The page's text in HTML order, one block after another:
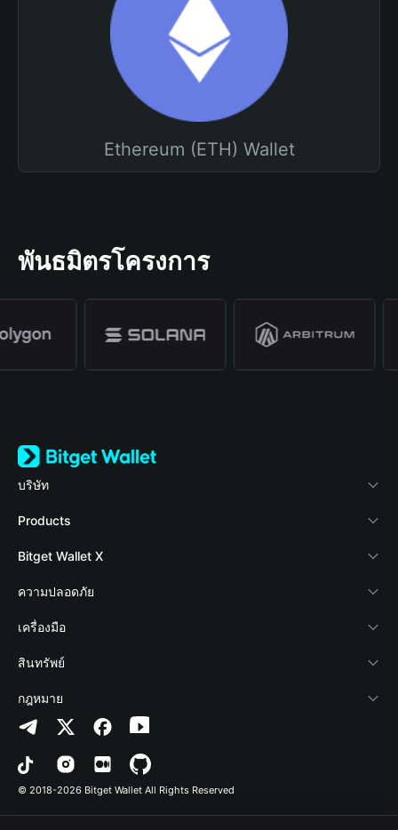
Ethereum (ETH) Wallet
พันธมิตรโครงการ
บริษัท
เกี่ยวกับ Bitget Wallet
Blog
Academy
ข่าวสารด้านคริปโต
ศูนย์ช่วยเหลือ
ติดต่อเรา
ทรัพยากรข้อมูลของแบรนด์
อาชีพ
Products
Crypto Card
Stablecoin Earn
Payfi Crypto
Crypto Swap API
Altcoin Season Index
Prediction Markets
DApp
Bitget Wallet X
นักพัฒนา
เชื่อมต่อ Wallet
Bitget Wallet Pay
ลิสต์โปรเจกต์
ความปลอดภัย
Protection Fund
เทคโนโลยีความปลอดภัย
เครื่องมือ
ซื้อคริปโต
การตรวจจับการอนุญาต
การตรวจจับสัญญา
การโอนเป็นชุด
สินทรัพย์
Arbitrum
Avalanche
Bitcoin
กฎหมาย
นโยบายความเป็นส่วนตัว
ข้อตกลงในการใช้บริการ
© 2018-2026 Bitget Wallet All Rights Reserved